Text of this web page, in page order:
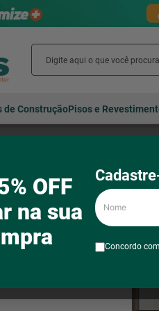
de ConstruçãoPisos e
OFF
na sua
Nome
Concordo